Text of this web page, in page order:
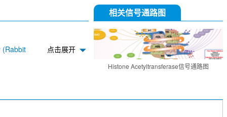
(Rabbit 点击展开
相关信号通路图
Histone Acetyltransferase信号通路图